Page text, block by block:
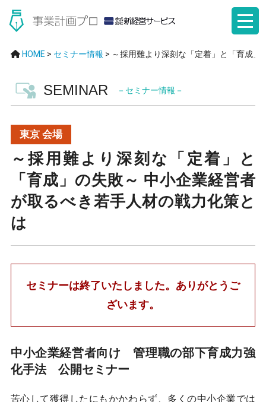
HOME > セミナー情報 > ～採用難より深刻な「定着」と「育成
SEMINAR －セミナー情報－
東京 会場
～採用難より深刻な「定着」と
「育成」の失敗～ 中小企業経営者
が取るべき若手人材の戦力化策と
は
セミナーは終了いたしました。ありがとうご
ざいます。
中小企業経営者向け 管理職の部下育成力強
化手法 公開セミナー
苦心して獲得したにもかかわらず、多くの中小企業では